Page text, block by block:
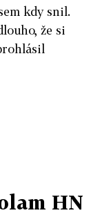
kdy snil.
že si
HN